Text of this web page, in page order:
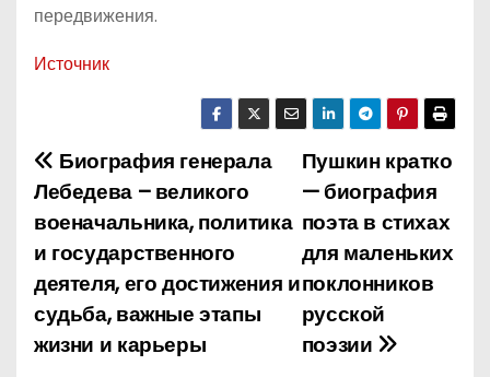
передвижения.
Источник
Н
а
в
и
г
Пушкин кратко
— биография
поэта в стихах
для маленьких
поклонников
русской
поэзии
Биография генерала
Лебедева – великого
военачальника, политика
и государственного
деятеля, его достижения и
судьба, важные этапы
жизни и карьеры